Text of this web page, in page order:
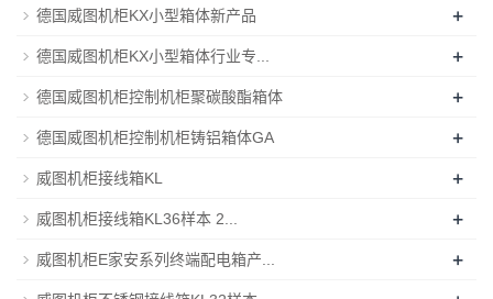
德国威图机柜KX小型箱体新产品 +
德国威图机柜KX小型箱体行业专... +
德国威图机柜控制机柜聚碳酸酯箱体 +
德国威图机柜控制机柜铸铝箱体GA +
威图机柜接线箱KL +
威图机柜接线箱KL36样本 2... +
威图机柜E家安系列终端配电箱产... +